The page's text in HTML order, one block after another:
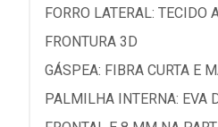
FORRO LATERAL: TECIDO
FRONTURA 3D
GÁSPEA: FIBRA CURTA E
PALMILHA INTERNA: EVA